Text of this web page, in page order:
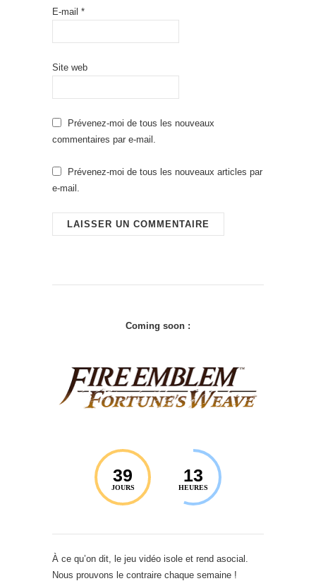
E-mail *
Site web
Prévenez-moi de tous les nouveaux
commentaires par e-mail.
Prévenez-moi de tous les nouveaux articles par
e-mail.
Coming soon :
39
JOURS
13
HEURES
À ce qu’on dit, le jeu vidéo isole et rend asocial.
Nous prouvons le contraire chaque semaine !